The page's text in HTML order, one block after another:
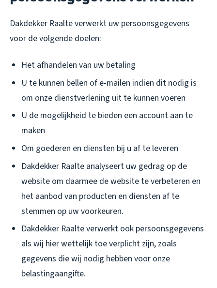
Dakdekker Raalte verwerkt uw persoonsgegevens
voor de volgende doelen:
Het afhandelen van uw betaling
U te kunnen bellen of e-mailen indien dit nodig is
om onze dienstverlening uit te kunnen voeren
U de mogelijkheid te bieden een account aan te
maken
Om goederen en diensten bij u af te leveren
Dakdekker Raalte analyseert uw gedrag op de
website om daarmee de website te verbeteren en
het aanbod van producten en diensten af te
stemmen op uw voorkeuren.
Dakdekker Raalte verwerkt ook persoonsgegevens
als wij hier wettelijk toe verplicht zijn, zoals
gegevens die wij nodig hebben voor onze
belastingaangifte.